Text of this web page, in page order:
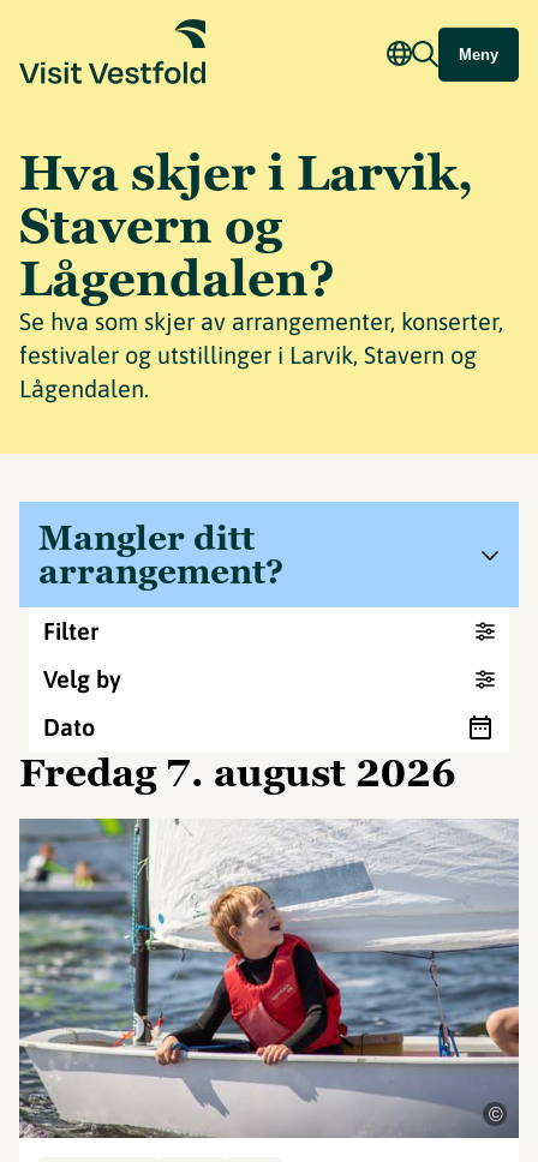
Meny
Hva skjer i Larvik,
Stavern og
Lågendalen?
Se hva som skjer av arrangementer, konserter,
festivaler og utstillinger i Larvik, Stavern og
Lågendalen.
Mangler ditt
arrangement?
Filter
Velg by
Dato
fredag 7. august 2026
©